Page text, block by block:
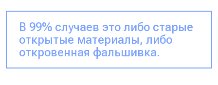
В 99% случаев это либо старые
открытые материалы, либо
откровенная фальшивка.